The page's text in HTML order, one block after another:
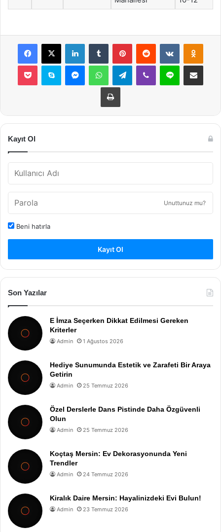
Facebook
X LinkedInTumblr PinterestReddit VKontakte
Pocket Skype MessengerWhatsAppTelegramViber Line E-Posta ile
Yazdır
Kayıt Ol
Unuttunuz mu?
Beni hatırla
Kayıt Ol
Son Yazılar
E İmza Seçerken Dikkat Edilmesi Gereken
Kriterler
Admin 1 Ağustos 2026
Hediye Sunumunda Estetik ve Zarafeti Bir Araya
Getirin
Admin 25 Temmuz 2026
Özel Derslerle Dans Pistinde Daha Özgüvenli
Olun
Admin 25 Temmuz 2026
Koçtaş Mersin: Ev Dekorasyonunda Yeni
Trendler
Admin 24 Temmuz 2026
Kiralık Daire Mersin: Hayalinizdeki Evi Bulun!
Admin 23 Temmuz 2026